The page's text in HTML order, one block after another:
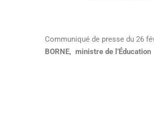
Communiqué de presse du 26
BORNE, ministre de l’Éducation